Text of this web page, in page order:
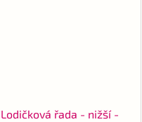
Lodičková řada - nižší -